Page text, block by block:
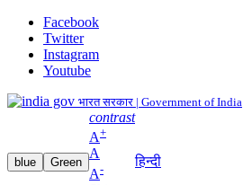
Facebook
Twitter
Instagram
Youtube
भारत सरकार | Government of India
blue Green
contrast
A+
A
A- हिन्दी